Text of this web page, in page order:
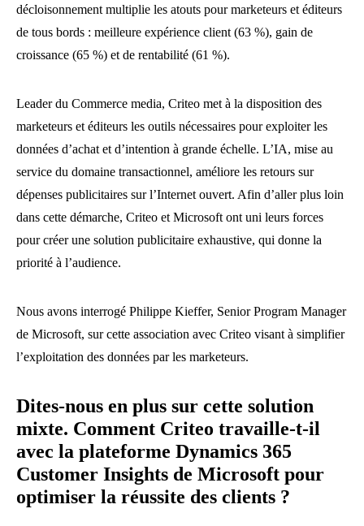
décloisonnement multiplie les atouts pour marketeurs et éditeurs
de tous bords : meilleure expérience client (63 %), gain de
croissance (65 %) et de rentabilité (61 %).
Leader du Commerce media, Criteo met à la disposition des
marketeurs et éditeurs les outils nécessaires pour exploiter les
données d’achat et d’intention à grande échelle. L’IA, mise au
service du domaine transactionnel, améliore les retours sur
dépenses publicitaires sur l’Internet ouvert. Afin d’aller plus loin
dans cette démarche, Criteo et Microsoft ont uni leurs forces
pour créer une solution publicitaire exhaustive, qui donne la
priorité à l’audience.
Nous avons interrogé Philippe Kieffer, Senior Program Manager
de Microsoft, sur cette association avec Criteo visant à simplifier
l’exploitation des données par les marketeurs.
Dites-nous en plus sur cette solution
mixte. Comment Criteo travaille-t-il
avec la plateforme Dynamics 365
Customer Insights de Microsoft pour
optimiser la réussite des clients ?